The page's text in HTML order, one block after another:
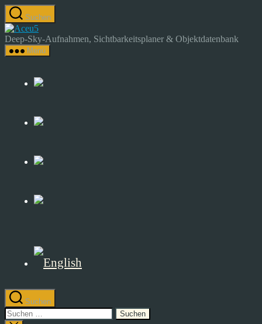
Zum
Inhalt
springen
Suchen
Astrocamp
–
Astrofotografie
Sky-
Deep-Sky-Aufnahmen, Sichtbarkeitsplaner & Objektdatenbank
Menü
Suchen
Suchen